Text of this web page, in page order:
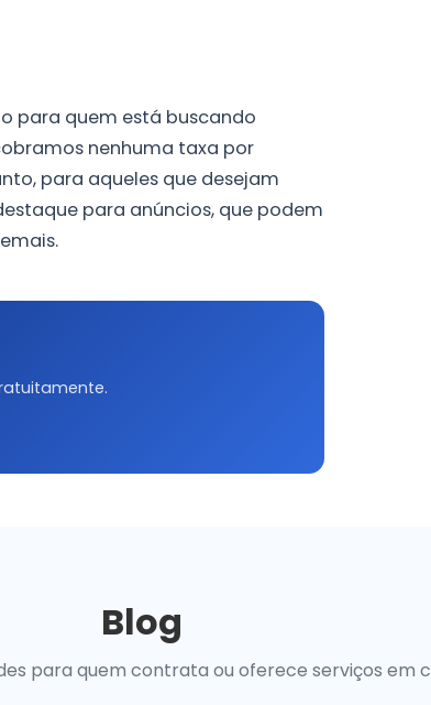
para quem está buscando
nenhuma taxa por
para aqueles que desejam
para anúncios, que podem
Blog
para quem contrata ou oferece serviços em